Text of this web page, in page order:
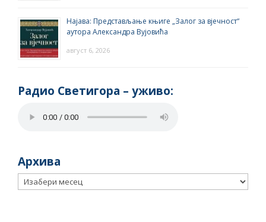
Најава: Представљање књиге „Залог за вјечност“
аутора Александра Вујовића
август 6, 2026
Радио Светигора – yживо:
Архива
Архива